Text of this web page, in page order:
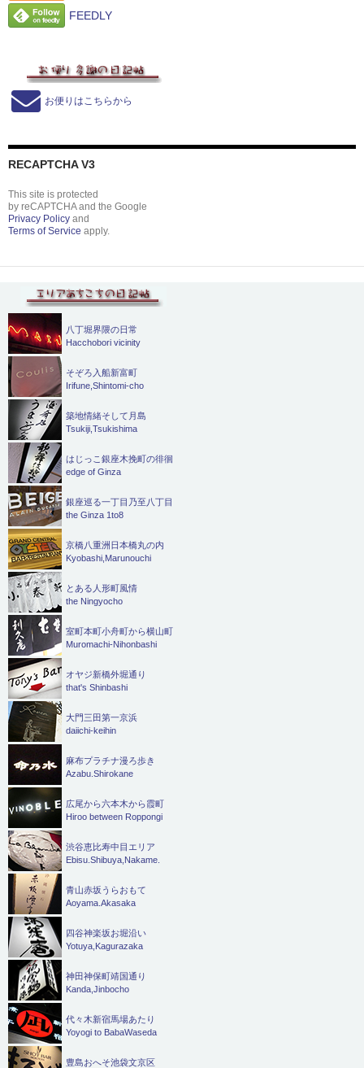
FEEDLY
お便りはこちらから
RECAPTCHA V3
This site is protected
by reCAPTCHA and the Google
Privacy Policy and
Terms of Service apply.
八丁堀界隈の日常
Hacchobori vicinity
そぞろ入船新富町
Irifune,Shintomi-cho
築地情緒そして月島
Tsukiji,Tsukishima
はじっこ銀座木挽町の徘徊
edge of Ginza
銀座巡る一丁目乃至八丁目
the Ginza 1to8
京橋八重洲日本橋丸の内
Kyobashi,Marunouchi
とある人形町風情
the Ningyocho
室町本町小舟町から横山町
Muromachi-Nihonbashi
オヤジ新橋外堀通り
that's Shinbashi
大門三田第一京浜
daiichi-keihin
麻布プラチナ漫ろ歩き
Azabu.Shirokane
広尾から六本木から霞町
Hiroo between Roppongi
渋谷恵比寿中目エリア
Ebisu.Shibuya,Nakame.
青山赤坂うらおもて
Aoyama.Akasaka
四谷神楽坂お堀沿い
Yotuya,Kagurazaka
神田神保町靖国通り
Kanda,Jinbocho
代々木新宿馬場あたり
Yoyogi to BabaWaseda
豊島おへそ池袋文京区